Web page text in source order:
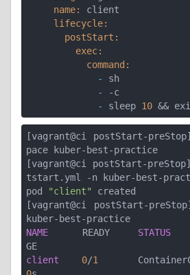
     name:
     lifecycle:
       postStart:
         exec:
           command:
             -
             -
             -
sleep 10 &&
[vagrant@ci postStart-
pace kuber-best-practice
[vagrant@ci postStart-
tstart.yml -n kuber-best-
pod
"client"
created
[vagrant@ci postStart-
NAME
      READY
STATUS
client
0/1